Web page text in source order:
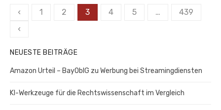
Seitennummerierung
der
‹ 1 2 3 4 5 …
439
‹
NEUESTE BEITRÄGE
Amazon Urteil – BayOblG zu Werbung bei Streamingdiensten
KI-Werkzeuge für die Rechtswissenschaft im Vergleich